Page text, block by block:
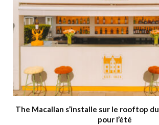
The Macallan s’installe sur le rooftop
pour l’été